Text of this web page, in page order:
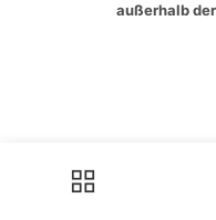
außerhalb